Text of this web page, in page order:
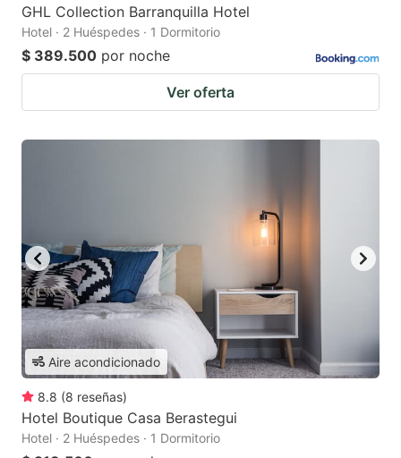
GHL Collection Barranquilla Hotel
Hotel · 2 Huéspedes · 1 Dormitorio
$ 389.500 por noche
Ver oferta
Aire acondicionado
8.8 (8 reseñas)
Hotel Boutique Casa Berastegui
Hotel · 2 Huéspedes · 1 Dormitorio